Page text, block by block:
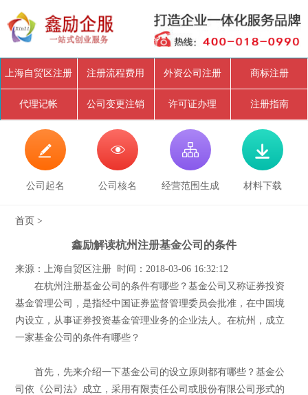
上海自贸区注册 注册流程费用 外资公司注册 商标注册
代理记帐 公司变更注销 许可证办理 注册指南

公司起名

公司核名

经营范围生成

材料下载
首页 >
鑫励解读杭州注册基金公司的条件
来源：上海自贸区注册 时间：2018-03-06 16:32:12
在杭州注册基金公司的条件有哪些？基金公司又称证券投资
基金管理公司，是指经中国证券监督管理委员会批准，在中国境
内设立，从事证券投资基金管理业务的企业法人。在杭州，成立
一家基金公司的条件有哪些？
首先，先来介绍一下基金公司的设立原则都有哪些？基金公
司依《公司法》成立，采用有限责任公司或股份有限公司形式的